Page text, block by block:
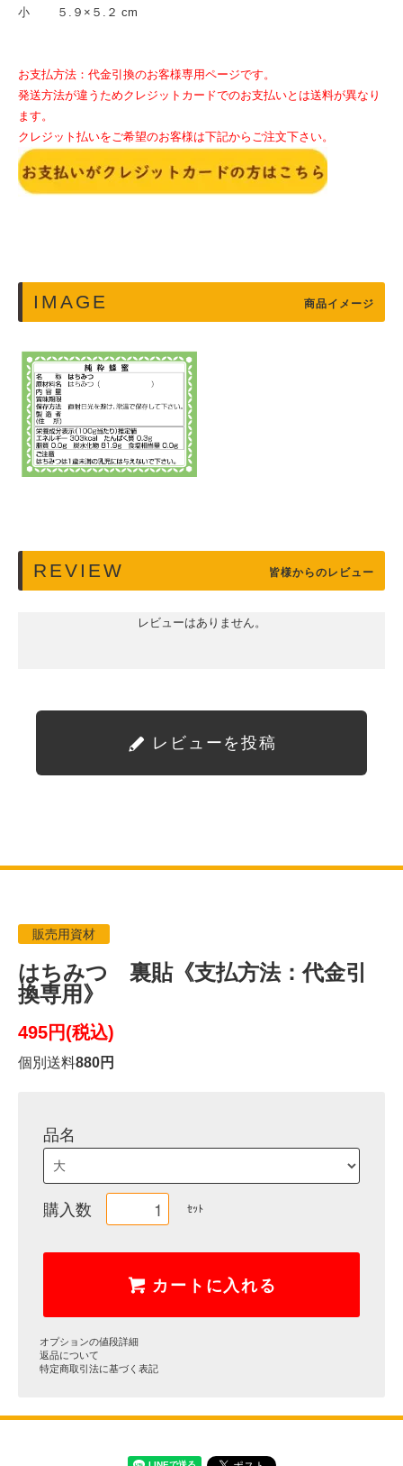
小 ５.９×５.２ cm
お支払方法：代金引換のお客様専用ページです。
発送方法が違うためクレジットカードでのお支払いとは送料が異なり
ます。
クレジット払いをご希望のお客様は下記からご注文下さい。
IMAGE 商品イメージ
REVIEW 皆様からのレビュー
レビューはありません。
レビューを投稿
販売用資材
はちみつ 裏貼《支払方法：代金引
換専用》
495円(税込)
個別送料880円
品名
購入数 ｾｯﾄ
カートに入れる
オプションの値段詳細
返品について
特定商取引法に基づく表記